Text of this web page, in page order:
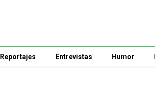
Reportajes Entrevistas Humor